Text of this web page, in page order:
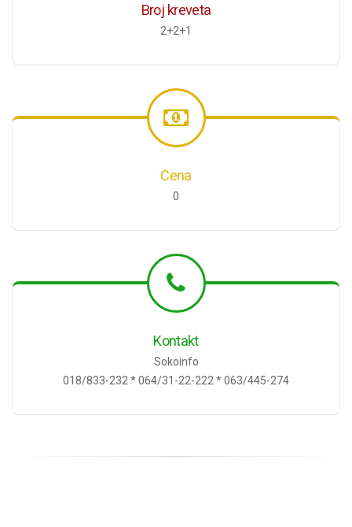
Broj kreveta
2+2+1
Cena
0
Kontakt
Sokoinfo
018/833-232 * 064/31-22-222 * 063/445-274